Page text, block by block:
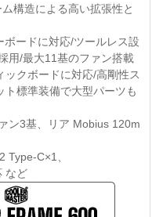
構造による高い拡張性と
ードに対応/ツールレス設
用/最大11基のファン搭載
クボードに対応/高剛性ス
ト標準装備で大型パーツも
ン3基、リア Mobius 120m
Type-C×1、
など